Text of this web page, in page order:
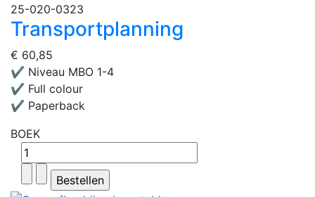
25-020-0323
Transportplanning
€ 60,85
✔ Niveau MBO 1-4
✔ Full colour
✔ Paperback
BOEK